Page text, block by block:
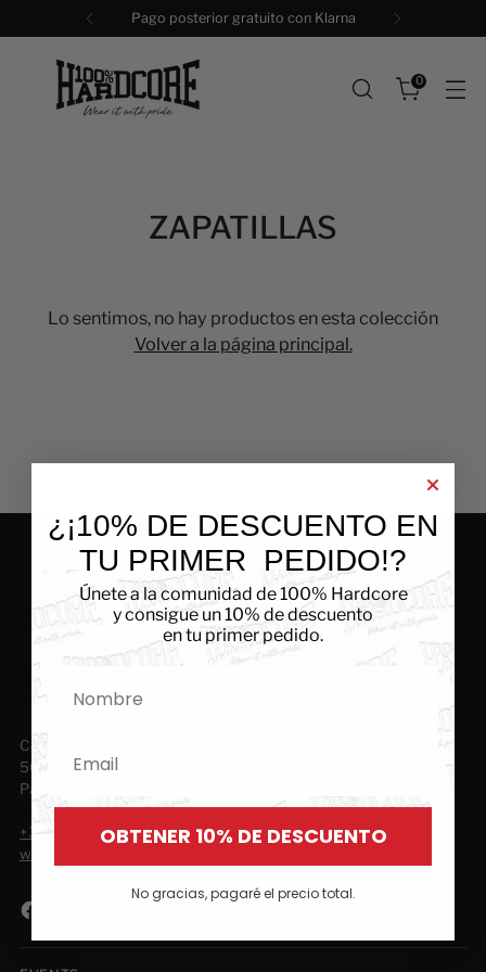
Pago posterior gratuito con Klarna
0
ZAPATILLAS
Lo sentimos, no hay productos en esta colección
Volver a la página principal.
Collse Heide 28
5674VN Nuenen
Países Bajos
+31 40 30 32 147(Idioma hablado Inglés)
webshop@100procenthardcore.com
¿¡10% DE DESCUENTO EN
TU PRIMER PEDIDO!?
Únete a la comunidad de 100% Hardcore
y consigue un 10% de descuento
en tu primer pedido.
OBTENER 10% DE DESCUENTO
No gracias, pagaré el precio total.